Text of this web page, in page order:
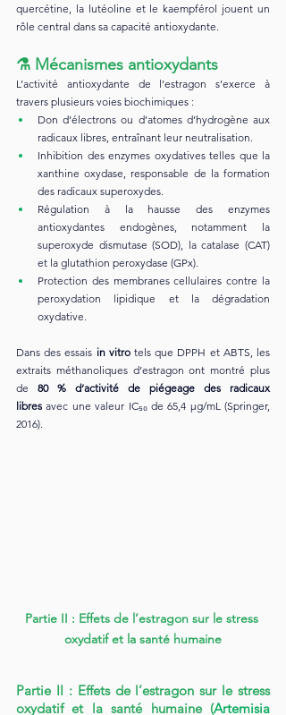
quercétine, la lutéoline et le kaempférol jouent un
rôle central dans sa capacité antioxydante.
⚗️ Mécanismes antioxydants
L’activité antioxydante de l’estragon s’exerce à
travers plusieurs voies biochimiques :
Don d’électrons ou d’atomes d’hydrogène aux
radicaux libres, entraînant leur neutralisation.
Inhibition des enzymes oxydatives telles que la
xanthine oxydase, responsable de la formation
des radicaux superoxydes.
Régulation à la hausse des enzymes
antioxydantes endogènes, notamment la
superoxyde dismutase (SOD), la catalase (CAT)
et la glutathion peroxydase (GPx).
Protection des membranes cellulaires contre la
peroxydation lipidique et la dégradation
oxydative.
Dans des essais in vitro tels que DPPH et ABTS, les
extraits méthanoliques d’estragon ont montré plus
de 80 % d’activité de piégeage des radicaux
libres avec une valeur IC₅₀ de 65,4 μg/mL (Springer,
2016).
Partie II : Effets de l’estragon sur le stress
oxydatif et la santé humaine
Partie II : Effets de l’estragon sur le stress
oxydatif et la santé humaine (Artemisia